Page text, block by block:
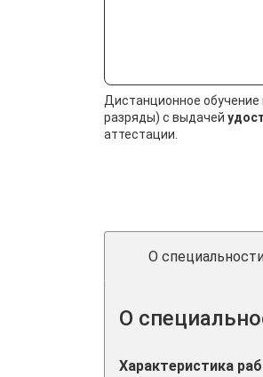
Дистанционное обучение
разряды) с выдачей
аттестации.
О
О
Характеристика